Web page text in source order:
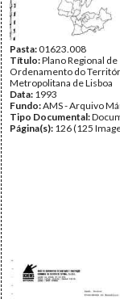
Pasta:01623.008
Título:Plano Regional de
Ordenamento do
Metropolitana de Lisboa
Data: 1993
Fundo:AMS - Arquivo
Tipo Documental:
Página(s): 126 (125